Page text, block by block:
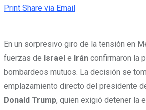
Print Share via Email
En un sorpresivo giro de la tensión en
fuerzas de Israel e Irán confirmaron la
bombardeos mutuos. La decisión se
emplazamiento directo del presidente
Donald Trump, quien exigió detener la